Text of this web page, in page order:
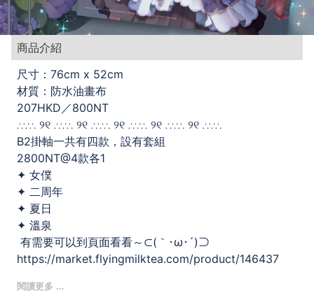
商品介紹
尺寸：76cm x 52cm
材質：防水油畫布
207HKD／800NT
∴∵∴ ୨୧ ∴∵∴ ୨୧ ∴∵∴ ୨୧ ∴∵∴ ୨୧ ∴∵∴ ୨୧ ∴∵∴
B2掛軸一共有四款，設有套組
2800NT@4款各1
✦ 女僕
✦ 二周年
✦ 夏日
✦ 溫泉
有需要可以到頁面看看～⊂(｀･ω･´)⊃
https://market.flyingmilktea.com/product/146437
----------------------------------------